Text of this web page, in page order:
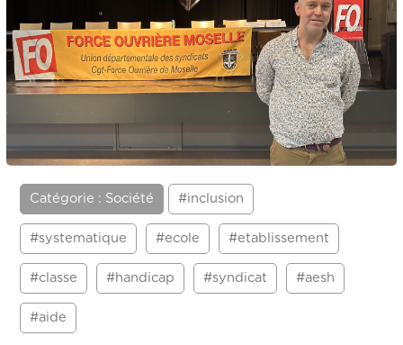
Catégorie : Société #inclusion
#systematique #ecole #etablissement
#classe #handicap #syndicat #aesh
#aide